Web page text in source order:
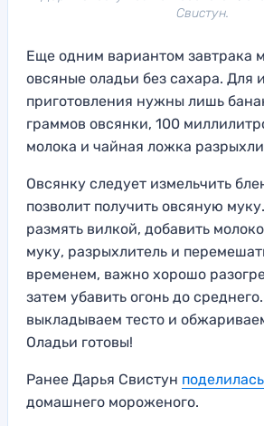
Свистун.
Еще одним вариантом завтрака
овсяные оладьи без сахара. Для
приготовления нужны лишь
граммов овсянки, 100
молока и чайная ложка
Овсянку следует измельчить
позволит получить овсяную
размять вилкой, добавить
муку, разрыхлитель и
временем, важно хорошо
затем убавить огонь до
выкладываем тесто и
Оладьи готовы!
Ранее Дарья Свистун поделилась
домашнего мороженого.